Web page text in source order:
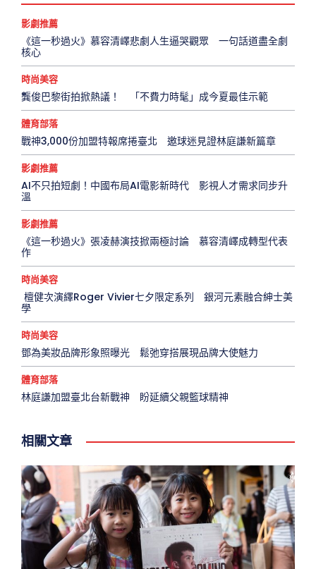
影劇推薦
《這一秒過火》慕容清嶧悲劇人生逼哭觀眾 一句話道盡全劇
核心
時尚美容
龔俊巴黎街拍掀熱議！ 「不費力時髦」成今夏最佳示範
體育部落
戰神3,000份加盟特報席捲臺北 邀球迷見證林庭謙新篇章
影劇推薦
AI不只拍短劇！中國布局AI電影新時代 影視人才需求同步升
溫
影劇推薦
《這一秒過火》張凌赫演技掀兩極討論 慕容清嶧成轉型代表
作
時尚美容
檀健次演繹Roger Vivier七夕限定系列 銀河元素融合紳士美
學
時尚美容
鄧為美妝品牌形象照曝光 鬆弛穿搭展現品牌大使魅力
體育部落
林庭謙加盟臺北台新戰神 盼延續父親籃球精神
相關文章